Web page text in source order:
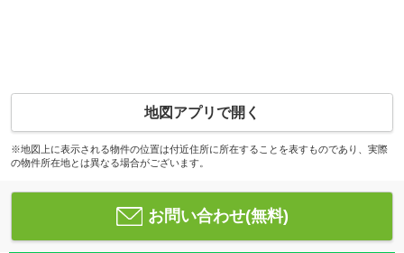
地図アプリで開く
※地図上に表示される物件の位置は付近住所に所在することを表すものであり、実際
の物件所在地とは異なる場合がございます。
お問い合わせ(無料)